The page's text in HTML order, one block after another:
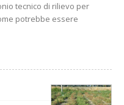
tecnico di rilievo per
potrebbe essere